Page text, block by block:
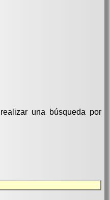
una búsqueda por